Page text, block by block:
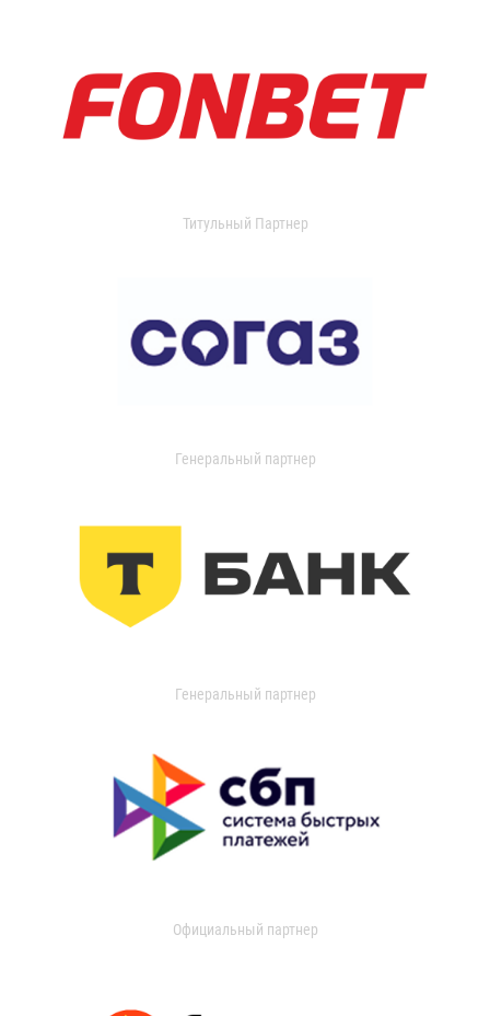
Титульный Партнер
Генеральный партнер
Генеральный партнер
Официальный партнер